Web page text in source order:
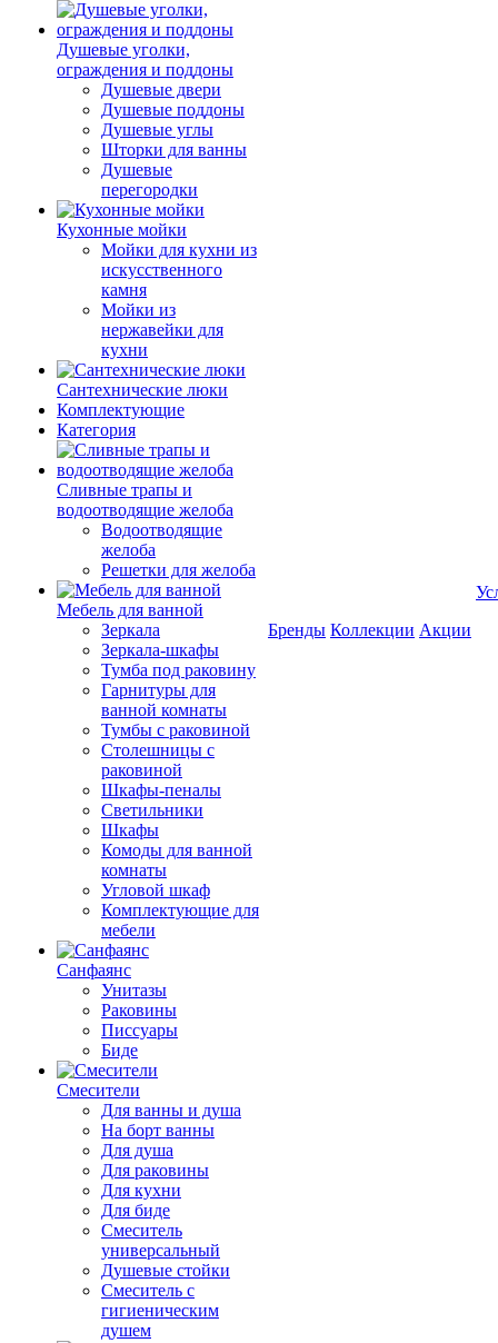
Душевые уголки,
ограждения и поддоны
Душевые двери
Душевые поддоны
Душевые углы
Шторки для ванны
Душевые
перегородки
Кухонные мойки
Мойки для кухни из
искусственного
камня
Мойки из
нержавейки для
кухни
Сантехнические люки
Комплектующие
Категория
Cливные трапы и
водоотводящие желоба
Водоотводящие
желоба
Решетки для желоба
Мебель для ванной
Зеркала
Зеркала-шкафы
Тумба под раковину
Гарнитуры для
ванной комнаты
Тумбы с раковиной
Столешницы с
раковиной
Шкафы-пеналы
Светильники
Шкафы
Комоды для ванной
комнаты
Угловой шкаф
Комплектующие для
мебели
Санфаянс
Унитазы
Раковины
Писсуары
Биде
Смесители
Для ванны и душа
На борт ванны
Для душа
Для раковины
Для кухни
Для биде
Смеситель
универсальный
Душевые стойки
Смеситель с
гигиеническим
душем
Бренды Коллекции Акции